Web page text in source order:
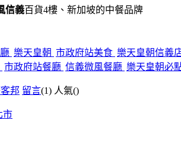
信義百貨4樓、新加坡的中餐品牌
樂天皇朝 市政府站美食 樂天皇朝信義
市政府站餐廳 信義微風餐廳 樂天皇朝必
邦 留言(1) 人氣()
市